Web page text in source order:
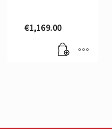
€1,169.00